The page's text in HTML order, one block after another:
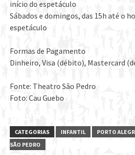
início do espetáculo
Sábados e domingos, das 15h até o
espetáculo
Formas de Pagamento
Dinheiro, Visa (débito), Mastercard
Fonte: Theatro São Pedro
Foto: Cau Guebo
CATEGORIAS INFANTIL PORTO
SÃO PEDRO